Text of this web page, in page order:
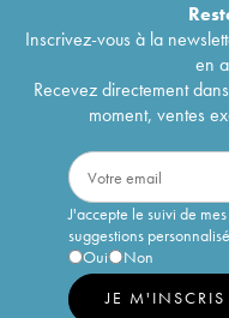
Inscrivez-vous à la
en
Recevez directement
moment, ventes
J'accepte le suivi de
suggestions
Oui
Non
JE M'INSCRIS